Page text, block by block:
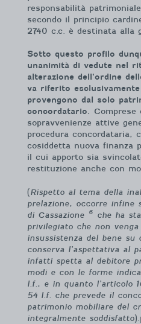
responsabilità
secondo il principio
2740 c.c. è destinata alla
Sotto questo profilo
unanimità di vedute nel
alterazione dell’ordine
va riferito
provengono dal solo
concordatario. Comprese
sopravvenienze attive
procedura concordataria,
cosiddetta nuova finanza
il cui apporto sia
restituzione anche con
(Rispetto al tema della
prelazione, occorre infine
di Cassazione
6
che ha
privilegiato che non venga
insussistenza del bene
conserva l’aspettativa al
infatti spetta al debitore
modi e con le forme
l.f., e in quanto l’articolo
54 l.f. che prevede il
patrimonio mobiliare del
integralmente soddisfatto